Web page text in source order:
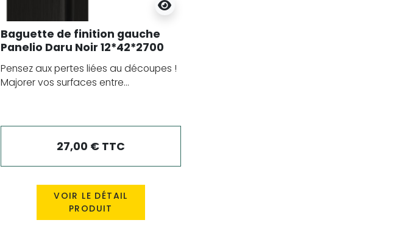
Baguette de finition gauche
Panelio Daru Noir 12*42*2700
Pensez aux pertes liées au découpes !
Majorer vos surfaces entre...
27,00 € TTC
VOIR LE DÉTAIL
PRODUIT